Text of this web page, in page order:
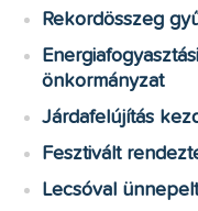
Rekordösszeg
önkormányzat
Járdafelújítás
Fesztivált
Lecsóval